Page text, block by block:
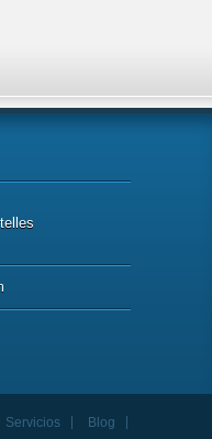
Servicios Blog